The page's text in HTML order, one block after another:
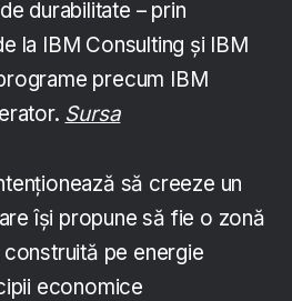
durabilitate – prin
la IBM Consulting și IBM
precum IBM
Sursa
să creeze un
își propune să fie o zonă
pe energie
economice